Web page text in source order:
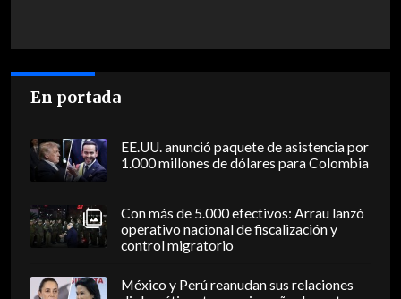
En portada
EE.UU. anunció paquete de asistencia por
1.000 millones de dólares para Colombia
Con más de 5.000 efectivos: Arrau lanzó
operativo nacional de fiscalización y
control migratorio
México y Perú reanudan sus relaciones